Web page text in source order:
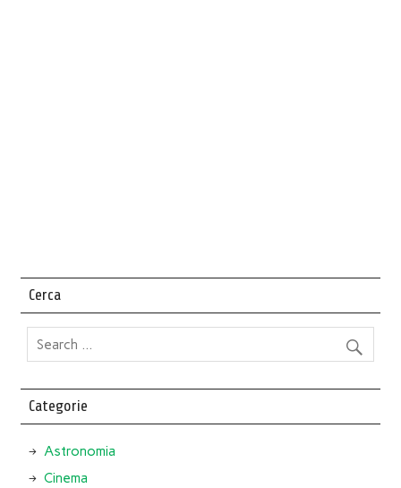
Cerca
Categorie
Astronomia
Cinema